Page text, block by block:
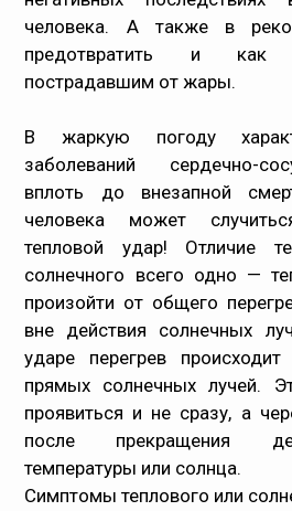
Карта сайта
человека. А также в
предотвратить и
пострадавшим от жары.
В жаркую погоду
заболеваний сердечно-
вплоть до внезапной
человека может
тепловой удар! Отличие
солнечного всего одно —
произойти от общего
вне действия солнечных
ударе перегрев
прямых солнечных лучей.
проявиться и не сразу, а
после прекращения
температуры или солнца.
Симптомы теплового или